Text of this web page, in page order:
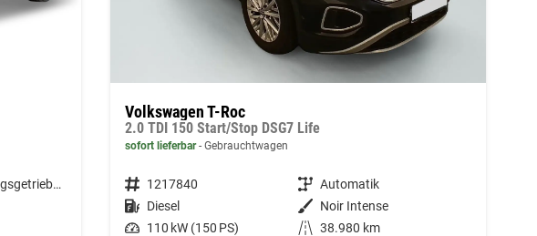
Doppelkupplungsgetriebe (DSG)
Volkswagen T-Roc
2.0 TDI 150 Start/Stop DSG7 Life
sofort lieferbar Gebrauchtwagen
Fahrzeugnummer 1217840 Getriebe Automatik
Kraftstoff Diesel Außenfarbe Noir Intense
Leistung 110 kW (150 PS) Kilometerstand 38.980 km